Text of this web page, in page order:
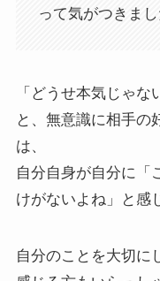
って気がつきまし
「どうせ本気じゃな
と、無意識に相手の
は、
自分自身が自分に「
けがないよね」と感
自分のことを大切に